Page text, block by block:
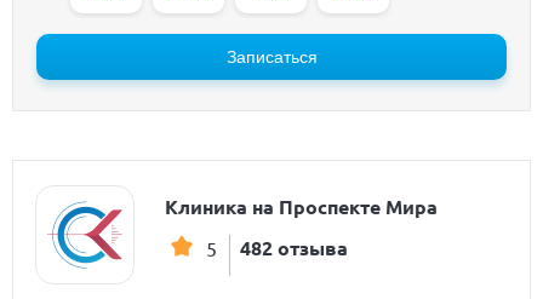
Записаться
Клиника на Проспекте Мира
5 482 отзыва